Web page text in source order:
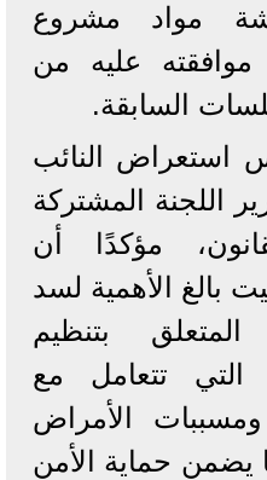
مواد مشروع
موافقته عليه من
السابقة.
النائب
اللجنة المشتركة
مؤكدًا أن
بالغ الأهمية لسد
المتعلق بتنظيم
التي تتعامل مع
ومسببات الأمراض
يضمن حماية الأمن